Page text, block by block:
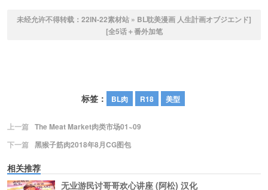
未经允许不得转载： 22IN-22素材站 » BL耽美漫画 人生計画オブジエンド]
[全5话＋番外加笔
标签： BL肉 R18 美型
上一篇 The Meat Market肉类市场01~09
下一篇 黑猴子筋肉2018年8月CG图包
相关推荐
无业游民讨哥哥欢心讲座 (阿松) 汉化